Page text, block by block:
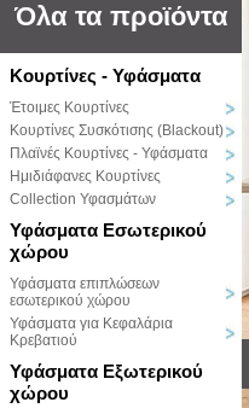
Όλα τα προϊόντα
Κουρτίνες - Υφάσματα
Έτοιμες Κουρτίνες
Κουρτίνες Συσκότισης (Blackout)
Πλαϊνές Κουρτίνες - Υφάσματα
Ημιδιάφανες Κουρτίνες
Collection Υφασμάτων
Υφάσματα Εσωτερικού
χώρου
Υφάσματα επιπλώσεων
εσωτερικού χώρου
Υφάσματα για Κεφαλάρια
Κρεβατιού
Υφάσματα Εξωτερικού
χώρου